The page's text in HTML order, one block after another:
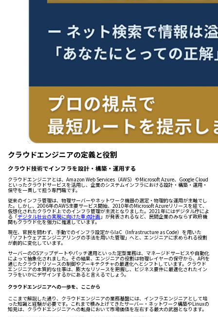
クラウドエンジニアの定義と役割
クラウド技術でインフラを設計・構築・運用する
クラウドエンジニアとは、Amazon Web Services（AWS）やMicrosoft Azure、Google Cloud
といったクラウドサービスを活用し、企業のシステムインフラにおける設計・構築・運用・
保守を一貫して担う専門職です。
従来のインフラ管理は、物理サーバーやネットワーク機器の選定・物理的な運用が主軸でし
た。しかし、2006年のAWS主要サービス開始、2010年のMicrosoft Azureリリースを経て、
仮想化されたクラウド上でのインフラ管理が主流となりました。2021年にはデジタル庁によ
る「デジタル社会の実現に向けた重点計画 」が発表されるなど、民間企業のみならず政府機
関もクラウド化を強力に推進しています。
現在、官民を問わず、手動でのインフラ設定からIaC（Infrastructure as Code）を用いた
「ソフトウェアエンジニアリングの手法を用いた管理」へと、エンジニアに求められる役割
が劇的に変化しています。
サーバーのOSアップデートやパッチ適用といった定型業務は、マネージドサービスや自動化
によって抽象化されました。その結果、エンジニアの役割は物理レイヤーの保守から、APIを
通じたクラウドリソースの制御やアーキテクチャの最適化へとシフトしています。クラウド
エンジニアの本質的な仕事は、膨大なリソースを把握し、ビジネス要件に最適化されたイン
フラをいかにデザインするかにあると言えるでしょう。
クラウドエンジニアへの一歩を、ここから
ここまで解説した通り、クラウドエンジニアの業務基盤には、インフラエンジニアとして培
った知識と経験が必要です。これまで積み上げてきたサーバー・ネットワーク構築やLinuxの
知見は、クラウドエンジニアへの転身において市場価値を左右する最大の武器となります。